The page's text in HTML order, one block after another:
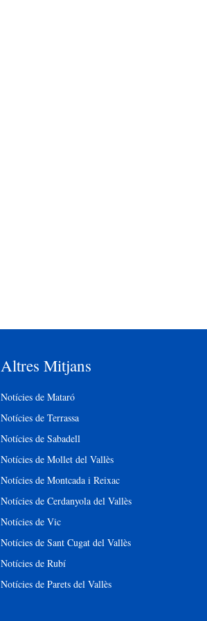
Altres Mitjans
Notícies de Mataró
Notícies de Terrassa
Notícies de Sabadell
Notícies de Mollet del Vallès
Notícies de Montcada i Reixac
Notícies de Cerdanyola del Vallès
Notícies de Vic
Notícies de Sant Cugat del Vallès
Notícies de Rubí
Notícies de Parets del Vallès